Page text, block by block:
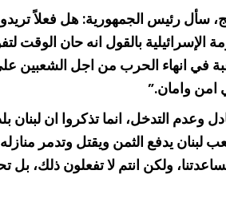
سأل رئيس الجمهورية: هل فعلاً
الى الحكومة الإسرائيلية بالقول انه
في انهاء الحرب من اجل
امن وامان.”
وعدم التدخل، انما تذكروا ان لبنان
لبنان يدفع الثمن ويقتل وتدمر
ولكن انتم لا تفعلون ذلك، بل